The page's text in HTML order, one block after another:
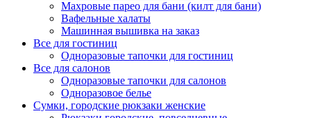
Махровые парео для бани (килт для бани)
Вафельные халаты
Машинная вышивка на заказ
Все для гостиниц
Одноразовые тапочки для гостиниц
Все для салонов
Одноразовые тапочки для салонов
Одноразовое белье
Сумки, городские рюкзаки женские